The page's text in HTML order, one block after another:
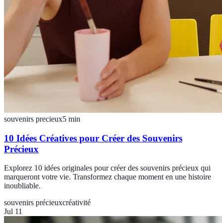
souvenirs precieux5 min
10 Idées Créatives pour Créer des Souvenirs
Précieux
Explorez 10 idées originales pour créer des souvenirs précieux qui
marqueront votre vie. Transformez chaque moment en une histoire
inoubliable.
souvenirs précieuxcréativité
Jul 11